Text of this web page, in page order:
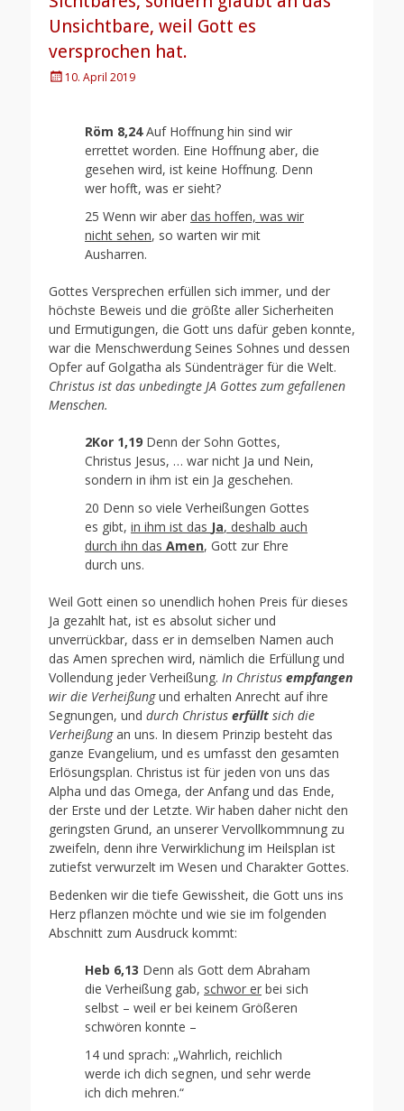
Unsichtbare, weil Gott es
versprochen hat.
Posted10. April 2019
Röm 8,24Auf Hoffnung hin sind wir
errettet worden. Eine Hoffnung aber, die
gesehen wird, ist keine Hoffnung. Denn
wer hofft, was er sieht?
25 Wenn wir aber das hoffen, was wir
nicht sehen, so warten wir mit
Ausharren.
Gottes Versprechen erfüllen sich immer, und der
höchste Beweis und die größte aller Sicherheiten
und Ermutigungen, die Gott uns dafür geben konnte,
war die Menschwerdung Seines Sohnes und dessen
Opfer auf Golgatha als Sündenträger für die Welt.
Christus ist das unbedingte JA Gottes zum gefallenen
Menschen.
2Kor 1,19 Denn der Sohn Gottes,
Christus Jesus, … war nicht Ja und Nein,
sondern in ihm ist ein Ja geschehen.
20 Denn so viele Verheißungen Gottes
es gibt, in ihm ist das Ja, deshalb auch
durch ihn das Amen, Gott zur Ehre
durch uns.
Weil Gott einen so unendlich hohen Preis für dieses
Ja gezahlt hat, ist es absolut sicher und
unverrückbar, dass er in demselben Namen auch
das Amen sprechen wird, nämlich die Erfüllung und
Vollendung jeder Verheißung. In Christus empfangen
wir die Verheißungund erhalten Anrecht auf ihre
Segnungen, und durch Christus erfüllt sich die
Verheißungan uns. In diesem Prinzip besteht das
ganze Evangelium, und es umfasst den gesamten
Erlösungsplan. Christus ist für jeden von uns das
Alpha und das Omega, der Anfang und das Ende,
der Erste und der Letzte. Wir haben daher nicht den
geringsten Grund, an unserer Vervollkommnung zu
zweifeln, denn ihre Verwirklichung im Heilsplan ist
zutiefst verwurzelt im Wesen und Charakter Gottes.
Bedenken wir die tiefe Gewissheit, die Gott uns ins
Herz pflanzen möchte und wie sie im folgenden
Abschnitt zum Ausdruck kommt:
Heb 6,13 Denn als Gott dem Abraham
die Verheißung gab, schwor er bei sich
selbst – weil er bei keinem Größeren
schwören konnte –
14 und sprach: „Wahrlich, reichlich
werde ich dich segnen, und sehr werde
ich dich mehren.“